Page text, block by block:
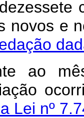
novos e
ao
Lei nº